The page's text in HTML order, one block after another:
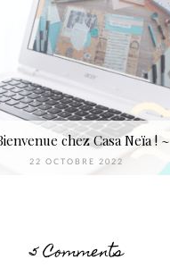
chez Casa Neïa ! ~
22 OCTOBRE 2022
5 Comments